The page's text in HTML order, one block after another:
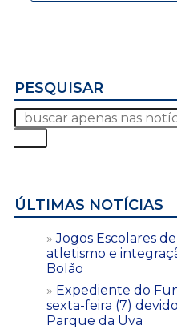
PESQUISAR
ÚLTIMAS NOTÍCIAS
Jogos Escolares
atletismo e
Bolão
Expediente do
sexta-feira (7)
Parque da Uva